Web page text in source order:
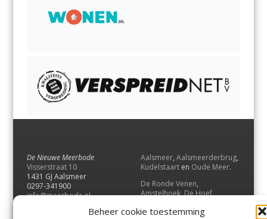
Beheer cookie toestemming
De Nieuwe Meerbode
Visserstraat 10
1431 GJ Aalsmeer
0297-341900
info@meerbode.nl
Aalsmeer, Aalsmeerderbrug,
Kudelstaart en Oude Meer.
De Ronde Venen,
Amstelhoek,De Hoef,
Vrouwenakker,Waverveen